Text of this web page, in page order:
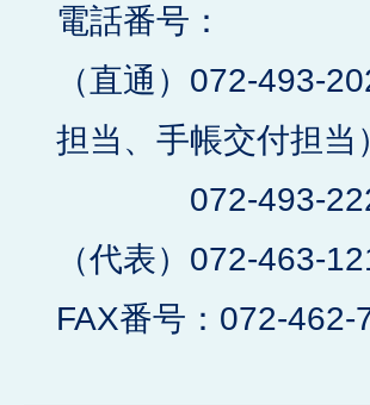
電話番号：
（直通）072-493-
担当、手帳交付担当
072-493-2222
（代表）072-463-
FAX番号：072-462-